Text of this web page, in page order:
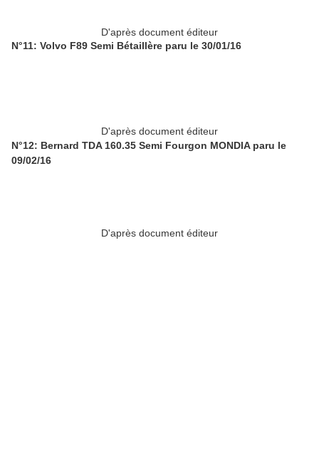
D'après document éditeur
N°11: Volvo F89 Semi Bétaillère paru le 30/01/16
D'après document éditeur
N°12: Bernard TDA 160.35 Semi Fourgon MONDIA paru le
09/02/16
D'après document éditeur